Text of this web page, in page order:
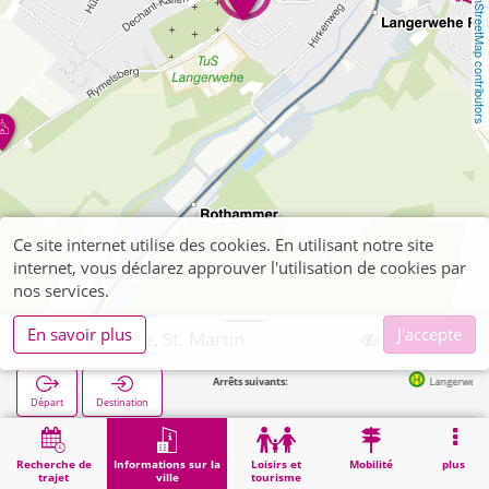
OpenStreetMap contributors
Recherche de
trajet
Informations sur la
ville
Loisirs et
tourisme
Mobilité plus
Langerwehe, St. Martin
Départ Destination
Arrêts suivants: Langerwehe Kirche in
Démarrage Informations sur la ville Langerwehe, St. Martin
Ce site internet utilise des cookies. En utilisant notre site
internet, vous déclarez approuver l'utilisation de cookies par
nos services.
En savoir plus
J'accepte